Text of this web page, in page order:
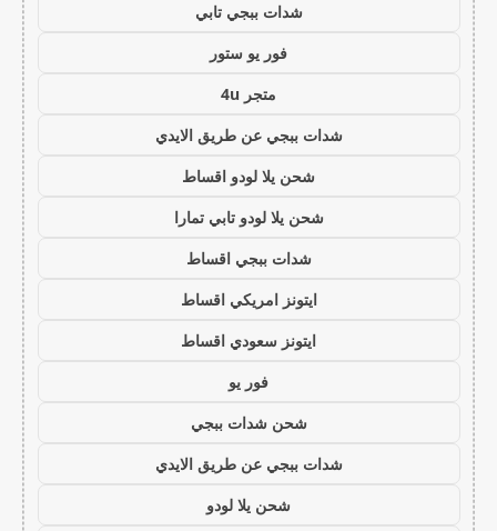
شدات ببجي تابي
فور يو ستور
متجر 4u
شدات ببجي عن طريق الايدي
شحن يلا لودو اقساط
شحن يلا لودو تابي تمارا
شدات ببجي اقساط
ايتونز امريكي اقساط
ايتونز سعودي اقساط
فور يو
شحن شدات ببجي
شدات ببجي عن طريق الايدي
شحن يلا لودو